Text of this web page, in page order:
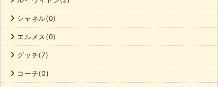
シャネル(0)
エルメス(0)
グッチ(7)
コーチ(0)